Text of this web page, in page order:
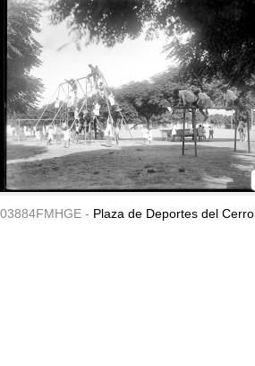
03884FMHGE - Plaza de Deportes del Cerro.